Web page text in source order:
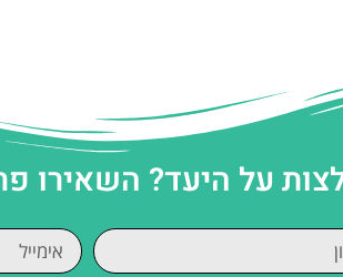
על היעד? השאירו